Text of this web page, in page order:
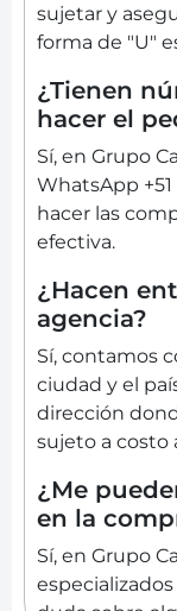
sujetar y
forma de "U"
¿Tienen
hacer el
Sí, en Grupo
WhatsApp
hacer las
efectiva.
¿Hacen
agencia?
Sí, contamos
ciudad y el
dirección
sujeto a costo
¿Me
en la
Sí, en Grupo